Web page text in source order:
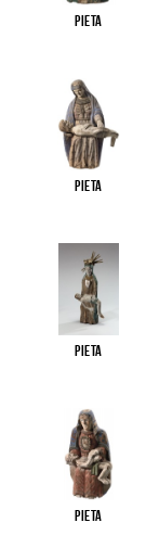
Pieta
Pieta
Pieta
Pieta